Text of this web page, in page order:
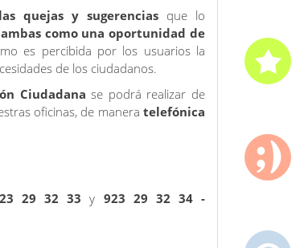
quejas y sugerenciasque lo
como una oportunidad de
es percibida por los usuarios la
de los ciudadanos.
Ciudadana se podrá realizar de
oficinas, de manera telefónica
29 32 33 y 923 29 32 34 -